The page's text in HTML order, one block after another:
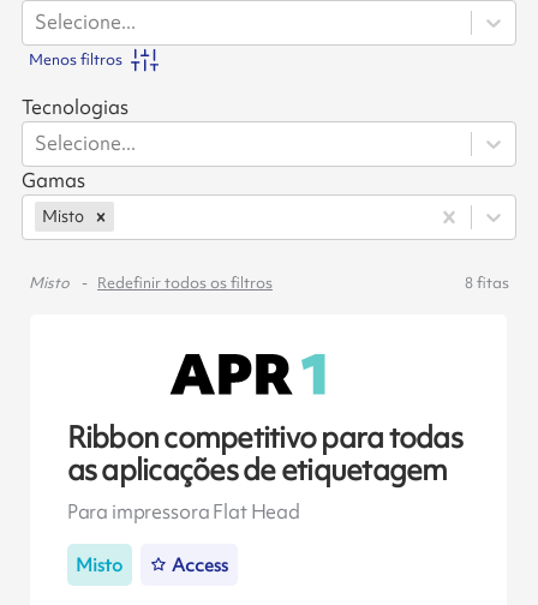
Selecione...
Menos filtros
Tecnologias
Selecione...
Gamas
Misto
Misto Redefinir todos os filtros 8fitas
Ribbon competitivo para todas
as aplicações de etiquetagem
Para impressora Flat Head
Misto Access